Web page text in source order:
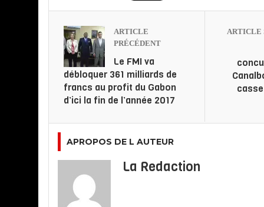
ARTICLE
PRÉCÉDENT
Le FMI va
débloquer 361 milliards de
francs au profit du Gabon
d’ici la fin de l’année 2017
ARTICLE
APROPOS DE L AUTEUR
La Redaction